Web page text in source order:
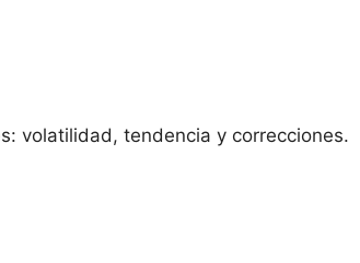
volatilidad, tendencia y correcciones.